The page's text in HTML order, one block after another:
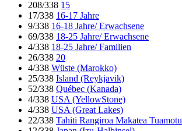
208/338 15
17/338 16-17 Jahre
9/338 16-18 Jahre/ Erwachsene
69/338 18-25 Jahre/ Erwachsene
4/338 18-25 Jahre/ Familien
26/338 20
4/338 Wüste (Marokko)
25/338 Island (Reykjavik)
52/338 Québec (Kanada)
4/338 USA (YellowStone)
4/338 USA (Great Lakes)
22/338 Tahiti Rangiroa Makatea Tuamotu